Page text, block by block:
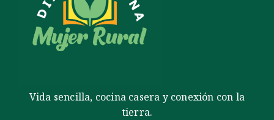
Vida sencilla, cocina casera y conexión con la
tierra.